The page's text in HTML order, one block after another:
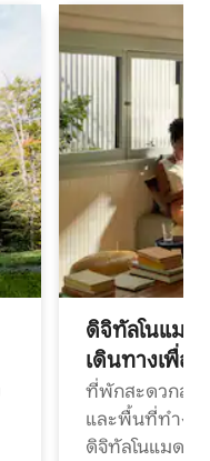
ดิจิทัลโนแมด
เดินทางเพื่อ
ที่พักสะดวกสบ
และพื้นที่ทำงา
ดิจิทัลโนแมดแ